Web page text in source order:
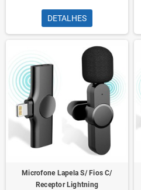
DETALHES
Microfone Lapela S/ Fios C/
Receptor Lightning